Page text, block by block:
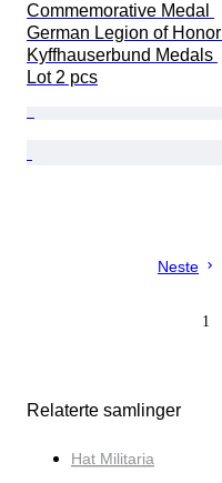
Commemorative Medal
German Legion of Honor
Kyffhauserbund Medals
Lot 2 pcs
Neste
1
Relaterte samlinger
Hat Militaria